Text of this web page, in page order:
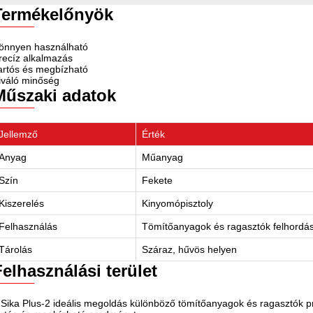
használható
alkalmazás
és megbízható
minőség
adatok
Érték
Műanyag
Fekete
Kiszerelés Kinyomópisztoly
Felhasználás Tömítőanyagok és ragasztók
Száraz, hűvös helyen
terület
Plus-2 ideális megoldás különböző tömítőanyagok és ragasztók